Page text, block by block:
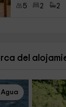
5 2 2
del
Agua